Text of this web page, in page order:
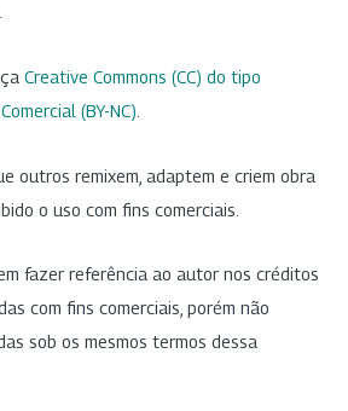
.
Creative Commons (CC) do tipo
(BY-NC)
outros remixem, adaptem e criem obra
o uso com fins comerciais.
fazer referência ao autor nos créditos
com fins comerciais, porém não
sob os mesmos termos dessa